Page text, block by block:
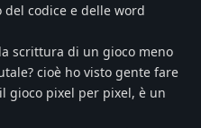
codice e delle word
scrittura di un gioco meno
cioè ho visto gente fare
gioco pixel per pixel, è un